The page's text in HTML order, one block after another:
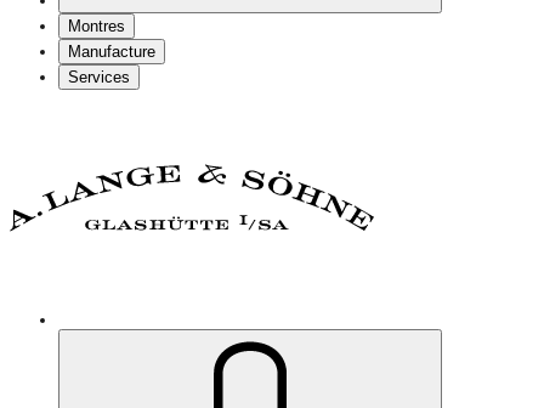
Montres
Manufacture
Services